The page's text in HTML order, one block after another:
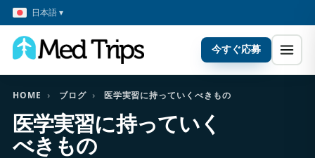
日本語 ▾
今すぐ応募
HOME › ブログ › 医学実習に持っていくべきもの
医学実習に持っていく
べきもの